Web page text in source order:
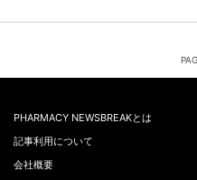
PHARMACY NEWSBREAKとは
記事利用について
会社概要